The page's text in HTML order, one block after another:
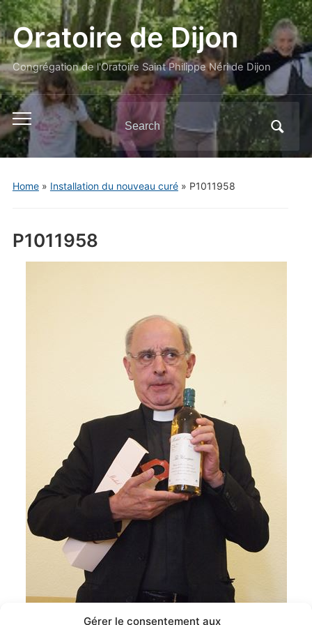
Gérer le consentement aux
Oratoire de Dijon
Congrégation de l'Oratoire Saint Philippe Néri de Dijon
Toggle
mobile
menu
Search
for:
Home» Installation du nouveau curé» P1011958
P1011958